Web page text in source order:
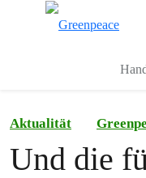
Aktualität
Und die